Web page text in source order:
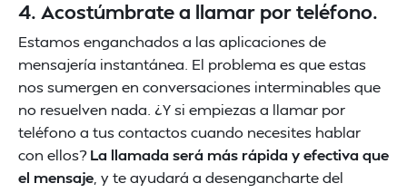
4. Acostúmbrate a llamar por teléfono.
Estamos enganchados a las aplicaciones de
mensajería instantánea. El problema es que estas
nos sumergen en conversaciones interminables que
no resuelven nada. ¿Y si empiezas a llamar por
teléfono a tus contactos cuando necesites hablar
con ellos?La llamada será más rápida y efectiva que
el mensaje , y te ayudará a desengancharte del